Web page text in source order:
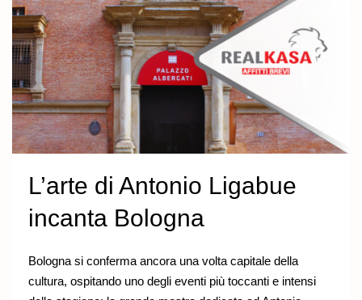
L’arte di Antonio Ligabue
incanta Bologna
Bologna si conferma ancora una volta capitale della
cultura, ospitando uno degli eventi più toccanti e intensi